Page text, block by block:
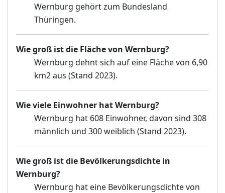
Wernburg gehört zum Bundesland
Thüringen.
Wie groß ist die Fläche von Wernburg?
Wernburg dehnt sich auf eine Fläche von 6,90
km2 aus (Stand 2023).
Wie viele Einwohner hat Wernburg?
Wernburg hat 608 Einwohner, davon sind 308
männlich und 300 weiblich (Stand 2023).
Wie groß ist die Bevölkerungsdichte in
Wernburg?
Wernburg hat eine Bevölkerungsdichte von